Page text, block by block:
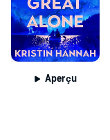
Aperçu